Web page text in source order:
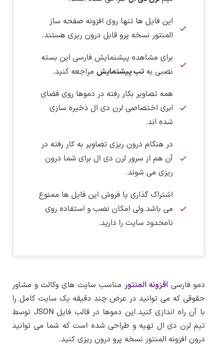
این فایل ها تنها روی افزونه صفحه ساز
المنتور نسخه پرو قابل درون ریزی هستند.
برای مشاهده پیشنمایش فارسی این بسته
نصبی به تب پیشنمایش مراجعه کنید.
همه تصاویر بکار رفته در دموها روی فضای
ابری اختصاصی لرن دی ال ذخیره سازی
شده اند.
در هنگام درون ریزی تصاویر به کار رفته در
آن هم از سرور لرن دی ال برای شما درون
ریزی می شوند.
اشتراک گذاری یا فروش این فایل ها ممنوع
می باشد.ولی امکان نصب و استفاده روی
نامحدود سایت را دارید.
نسخه دمو :1.1.0
ترجمه فارسی : دارد
افزونه پیش نیاز :المنتور نسخه پرو
نسخه المنتور مورد نیاز :نسخه موجود در
نکته : پس از ورود به صفحه پیشنمایش برای مشاهده
اندازه واقعی روی تصویر کلیک کنید.
پیشنمایش صفحه اصلی
دریافت فایل دمو سایت های وکالت و مشاور حقوقی –
لینک کمکی
شد.
تغییرات نسخه ۱.۱.۰
تغییر میزبان تصاویر دمو
پس از پرداخت حق اشتراک به همه قالب،افزونه ها
و دموهای موجود در سایت لرن دی ال دسترسی
خواهید داشت.
کنید و درون پوشه ایجاد شده به پوشه File-Json
مراجعه کنید و فایل اصلی دمو را روی سایت
خودتان نصب کنید.
برای مطلع شدن از تخفیف ها،محصولات جدید و
دمو فارسی افزونه المنتور مناسب سایت های وکالت و مشاور
حقوقی که می توانید در عرض چند دقیقه یک سایت کامل را
با آن راه اندازی کنید.این دموها در قالب فایل JSON توسط
تیم لرن دی ال تهیه و طراحی شده است که شما می توانید
درون افزونه المنتور نسخه پرو درون ریزی کنید.